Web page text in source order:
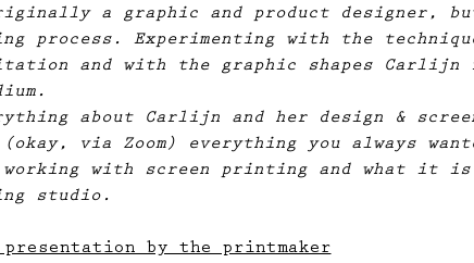
a graphic and product designer,
process. Experimenting with the
and with the graphic shapes
about Carlijn and her design &
via Zoom) everything you always
with screen printing and what it
studio.
presentation by the printmaker